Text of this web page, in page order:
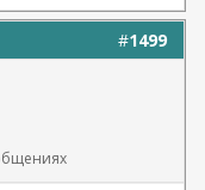
#1499